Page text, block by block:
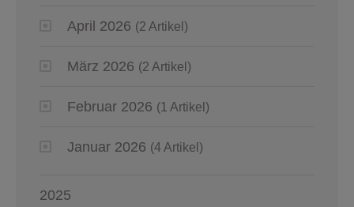
April 2026 (2 Artikel)
März 2026 (2 Artikel)
Februar 2026 (1 Artikel)
Januar 2026 (4 Artikel)
2025